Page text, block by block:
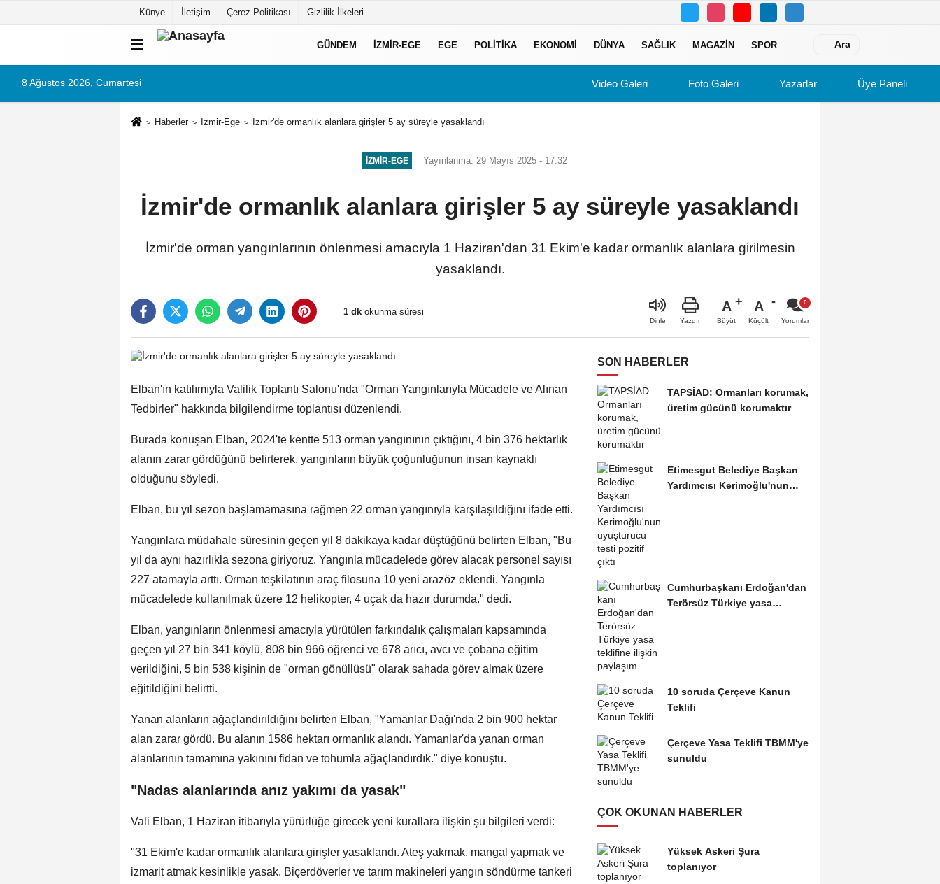
Künye İletişim Çerez Politikası Gizlilik İlkeleri
GÜNDEM İZMIR-EGE EGE POLITIKA EKONOMI DÜNYA SAĞLIK MAGAZIN SPOR Ara
8 Ağustos 2026, Cumartesi Video Galeri Foto Galeri Yazarlar Üye Paneli
Haberler İzmir-Ege İzmir'de ormanlık alanlara girişler 5 ay süreyle yasaklandı
İZMIR-EGE Yayınlanma: 29 Mayıs 2025 - 17:32
İzmir'de ormanlık alanlara girişler 5 ay süreyle yasaklandı
İzmir'de orman yangınlarının önlenmesi amacıyla 1 Haziran'dan 31 Ekim'e kadar ormanlık alanlara girilmesin
yasaklandı.
1 dk okunma süresi
Dinle Yazdır
A
Büyüt
A
Küçült Yorumlar
Elban'ın katılımıyla Valilik Toplantı Salonu'nda "Orman Yangınlarıyla Mücadele ve Alınan
Tedbirler" hakkında bilgilendirme toplantısı düzenlendi.
Burada konuşan Elban, 2024'te kentte 513 orman yangınının çıktığını, 4 bin 376 hektarlık
alanın zarar gördüğünü belirterek, yangınların büyük çoğunluğunun insan kaynaklı
olduğunu söyledi.
Elban, bu yıl sezon başlamamasına rağmen 22 orman yangınıyla karşılaşıldığını ifade etti.
Yangınlara müdahale süresinin geçen yıl 8 dakikaya kadar düştüğünü belirten Elban, "Bu
yıl da aynı hazırlıkla sezona giriyoruz. Yangınla mücadelede görev alacak personel sayısı
227 atamayla arttı. Orman teşkilatının araç filosuna 10 yeni arazöz eklendi. Yangınla
mücadelede kullanılmak üzere 12 helikopter, 4 uçak da hazır durumda." dedi.
Elban, yangınların önlenmesi amacıyla yürütülen farkındalık çalışmaları kapsamında
geçen yıl 27 bin 341 köylü, 808 bin 966 öğrenci ve 678 arıcı, avcı ve çobana eğitim
verildiğini, 5 bin 538 kişinin de "orman gönüllüsü" olarak sahada görev almak üzere
eğitildiğini belirtti.
Yanan alanların ağaçlandırıldığını belirten Elban, "Yamanlar Dağı'nda 2 bin 900 hektar
alan zarar gördü. Bu alanın 1586 hektarı ormanlık alandı. Yamanlar'da yanan orman
alanlarının tamamına yakınını fidan ve tohumla ağaçlandırdık." diye konuştu.
"Nadas alanlarında anız yakımı da yasak"
Vali Elban, 1 Haziran itibarıyla yürürlüğe girecek yeni kurallara ilişkin şu bilgileri verdi:
"31 Ekim'e kadar ormanlık alanlara girişler yasaklandı. Ateş yakmak, mangal yapmak ve
izmarit atmak kesinlikle yasak. Biçerdöverler ve tarım makineleri yangın söndürme tankeri
SON HABERLER
TAPSİAD: Ormanları korumak,
üretim gücünü korumaktır
Etimesgut Belediye Başkan
Yardımcısı Kerimoğlu'nun
Cumhurbaşkanı Erdoğan'dan
Terörsüz Türkiye yasa
10 soruda Çerçeve Kanun
Teklifi
Çerçeve Yasa Teklifi TBMM'ye
sunuldu
ÇOK OKUNAN HABERLER
Yüksek Askeri Şura
toplanıyor